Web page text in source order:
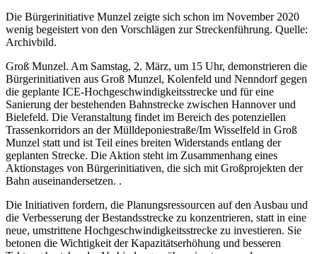
Die Bürgerinitiative Munzel zeigte sich schon im November 2020
wenig begeistert von den Vorschlägen zur Streckenführung. Quelle:
Archivbild.
Groß Munzel. Am Samstag, 2. März, um 15 Uhr, demonstrieren die
Bürgerinitiativen aus Groß Munzel, Kolenfeld und Nenndorf gegen
die geplante ICE-Hochgeschwindigkeitsstrecke und für eine
Sanierung der bestehenden Bahnstrecke zwischen Hannover und
Bielefeld. Die Veranstaltung findet im Bereich des potenziellen
Trassenkorridors an der Mülldeponiestraße/Im Wisselfeld in Groß
Munzel statt und ist Teil eines breiten Widerstands entlang der
geplanten Strecke. Die Aktion steht im Zusammenhang eines
Aktionstages von Bürgerinitiativen, die sich mit Großprojekten der
Bahn auseinandersetzen. .
Die Initiativen fordern, die Planungsressourcen auf den Ausbau und
die Verbesserung der Bestandsstrecke zu konzentrieren, statt in eine
neue, umstrittene Hochgeschwindigkeitsstrecke zu investieren. Sie
betonen die Wichtigkeit der Kapazitätserhöhung und besseren